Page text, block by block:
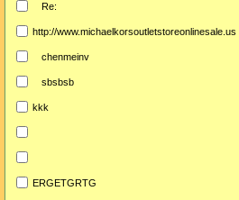
Re:
http://www.michaelkorsoutletstoreonlinesale.us
chenmeinv
sbsbsb
kkk
ERGETGRTG